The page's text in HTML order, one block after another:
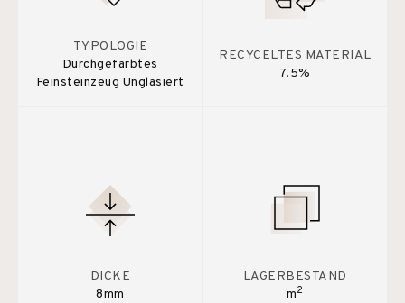
TYPOLOGIE
Durchgefärbtes
Feinsteinzeug Unglasiert
RECYCELTES MATERIAL
7.5%
DICKE
8mm
LAGERBESTAND
m2